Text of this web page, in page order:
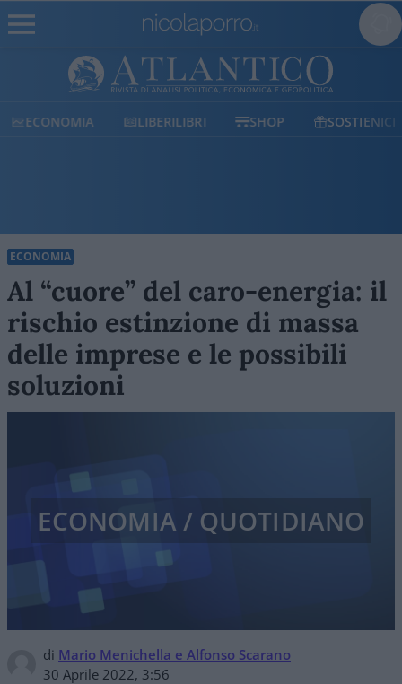
ECONOMIA LIBERILIBRI SHOP SOSTIENICI
ECONOMIA
Al “cuore” del caro-energia: il
rischio estinzione di massa
delle imprese e le possibili
soluzioni
di Mario Menichella e Alfonso Scarano
30 Aprile 2022, 3:56
ECONOMIA / QUOTIDIANO